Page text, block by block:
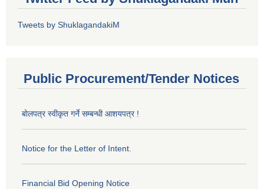
Tweets by ShuklagandakiM
Public Procurement/Tender Notices
बोलपत्र स्वीकृत गर्ने सम्बन्धी आशयपत्र !
Notice for the Letter of Intent.
Financial Bid Opening Notice